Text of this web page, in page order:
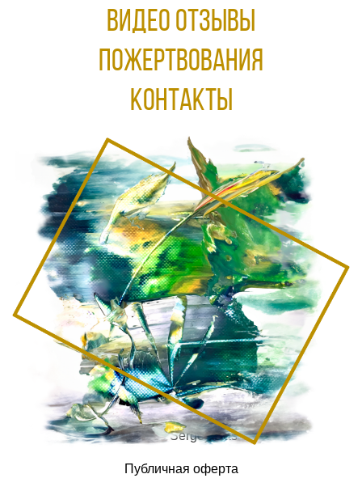
ВИДЕО ОТЗЫВЫ
ПОЖЕРТВОВАНИЯ
КОНТАКТЫ
© 2026 Sergey Das
Публичная оферта